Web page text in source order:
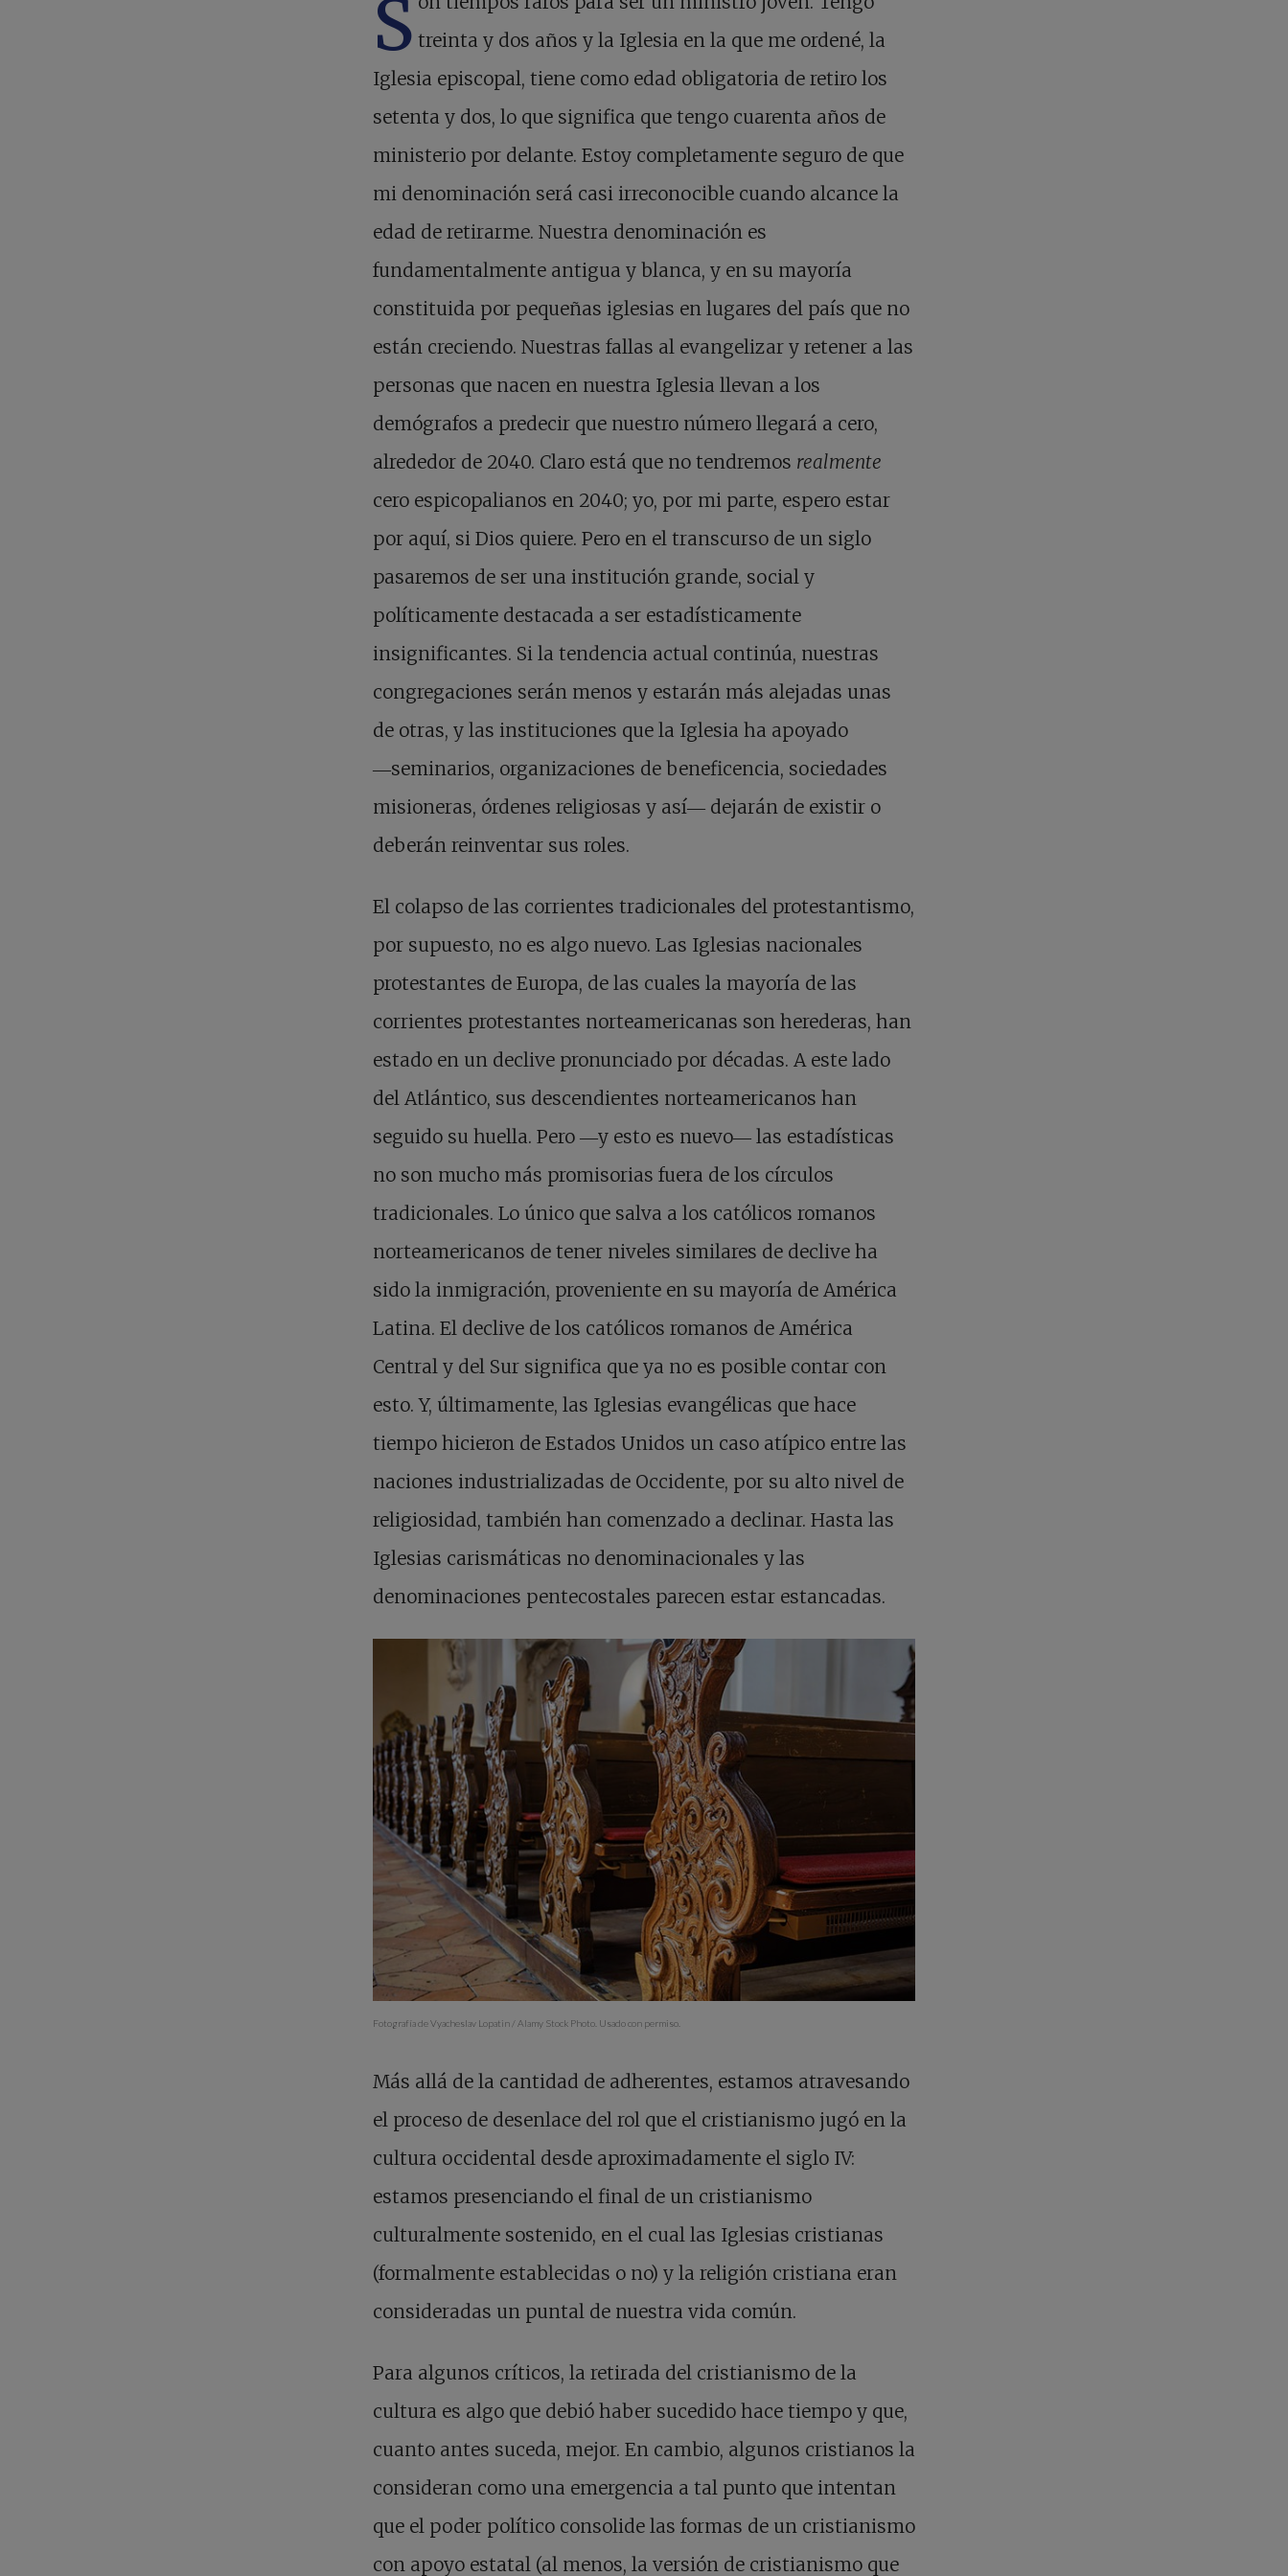
S treinta y dos años y la Iglesia en la que me ordené, la
Iglesia episcopal, tiene como edad obligatoria de retiro los
setenta y dos, lo que significa que tengo cuarenta años de
ministerio por delante. Estoy completamente seguro de que
mi denominación será casi irreconocible cuando alcance la
edad de retirarme. Nuestra denominación es
fundamentalmente antigua y blanca, y en su mayoría
constituida por pequeñas iglesias en lugares del país que no
están creciendo. Nuestras fallas al evangelizar y retener a las
personas que nacen en nuestra Iglesia llevan a los
demógrafos a predecir que nuestro número llegará a cero,
alrededor de 2040. Claro está que no tendremos realmente
cero espicopalianos en 2040; yo, por mi parte, espero estar
por aquí, si Dios quiere. Pero en el transcurso de un siglo
pasaremos de ser una institución grande, social y
políticamente destacada a ser estadísticamente
insignificantes. Si la tendencia actual continúa, nuestras
congregaciones serán menos y estarán más alejadas unas
de otras, y las instituciones que la Iglesia ha apoyado
―seminarios, organizaciones de beneficencia, sociedades
misioneras, órdenes religiosas y así― dejarán de existir o
deberán reinventar sus roles.
El colapso de las corrientes tradicionales del protestantismo,
por supuesto, no es algo nuevo. Las Iglesias nacionales
protestantes de Europa, de las cuales la mayoría de las
corrientes protestantes norteamericanas son herederas, han
estado en un declive pronunciado por décadas. A este lado
del Atlántico, sus descendientes norteamericanos han
seguido su huella. Pero ―y esto es nuevo― las estadísticas
no son mucho más promisorias fuera de los círculos
tradicionales. Lo único que salva a los católicos romanos
norteamericanos de tener niveles similares de declive ha
sido la inmigración, proveniente en su mayoría de América
Latina. El declive de los católicos romanos de América
Central y del Sur significa que ya no es posible contar con
esto. Y, últimamente, las Iglesias evangélicas que hace
tiempo hicieron de Estados Unidos un caso atípico entre las
naciones industrializadas de Occidente, por su alto nivel de
religiosidad, también han comenzado a declinar. Hasta las
Iglesias carismáticas no denominacionales y las
denominaciones pentecostales parecen estar estancadas.
Fotografía de Vyacheslav Lopatin / Alamy Stock Photo. Usado con permiso.
Más allá de la cantidad de adherentes, estamos atravesando
el proceso de desenlace del rol que el cristianismo jugó en la
cultura occidental desde aproximadamente el siglo IV:
estamos presenciando el final de un cristianismo
culturalmente sostenido, en el cual las Iglesias cristianas
(formalmente establecidas o no) y la religión cristiana eran
consideradas un puntal de nuestra vida común.
Para algunos críticos, la retirada del cristianismo de la
cultura es algo que debió haber sucedido hace tiempo y que,
cuanto antes suceda, mejor. En cambio, algunos cristianos la
consideran como una emergencia a tal punto que intentan
que el poder político consolide las formas de un cristianismo
con apoyo estatal (al menos, la versión de cristianismo que